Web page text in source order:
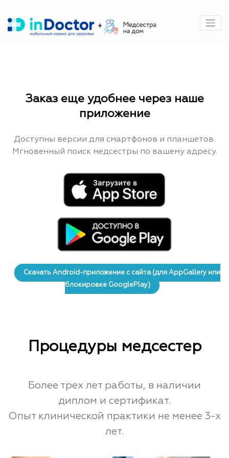
содержимому
Заказ еще удобнее через наше
приложение
Доступны версии для смартфонов и планшетов.
Мгновенный поиск медсестры по вашему адресу.
Скачать Android-приложение с сайта (для AppGallery или
блокировке GooglePlay)
Процедуры медсестер
Более трех лет работы, в наличии
диплом и сертификат.
Опыт клинической практики не менее 3-х
лет.